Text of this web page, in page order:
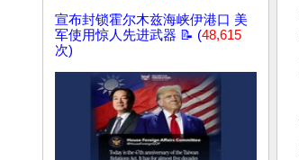
宣布封锁霍尔木兹海峡伊港口 美
军使用惊人先进武器 📝 (48,615
次)